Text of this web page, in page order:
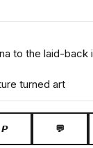
to the laid-
turned art
𝙋 💬